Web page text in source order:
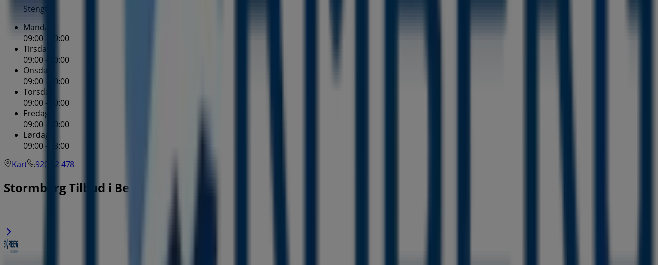
Stengt
Mandag
09:00 - 20:00
Tirsdag
09:00 - 20:00
Onsdag
09:00 - 20:00
Torsdag
09:00 - 20:00
Fredag
09:00 - 20:00
Lørdag
09:00 - 18:00
Kart
920 72 478
Stormberg Tilbud i Bergen